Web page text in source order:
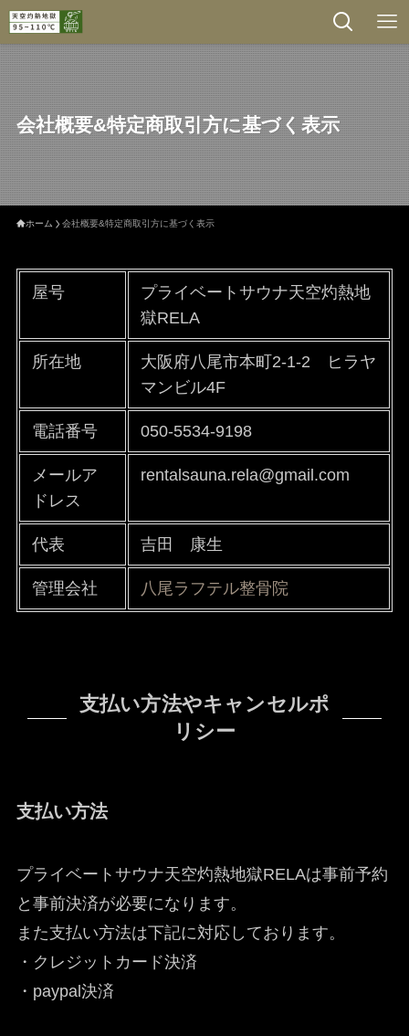
会社概要&特定商取引方に基づく表示
ホーム 会社概要&特定商取引方に基づく表示
屋号
プライベートサウナ天空灼熱地
獄RELA
所在地
大阪府八尾市本町2-1-2 ヒラヤ
マンビル4F
電話番号 050-5534-9198
メールア
ドレス
rentalsauna.rela@gmail.com
代表 吉田 康生
管理会社 八尾ラフテル整骨院
支払い方法やキャンセルポ
リシー
支払い方法
プライベートサウナ天空灼熱地獄RELAは事前予約
と事前決済が必要になります。
また支払い方法は下記に対応しております。
・クレジットカード決済
・paypal決済